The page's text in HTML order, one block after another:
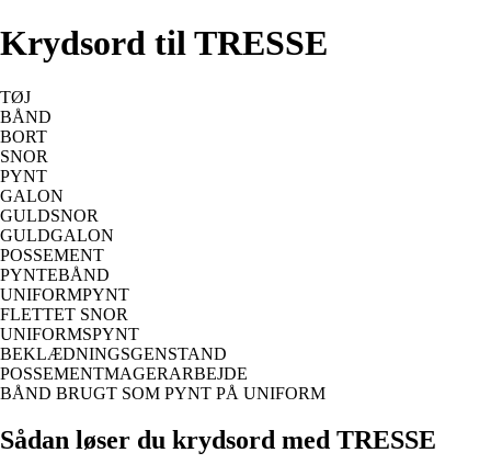
Krydsord til TRESSE
TØJ
BÅND
BORT
SNOR
PYNT
GALON
GULDSNOR
GULDGALON
POSSEMENT
PYNTEBÅND
UNIFORMPYNT
FLETTET SNOR
UNIFORMSPYNT
BEKLÆDNINGSGENSTAND
POSSEMENTMAGERARBEJDE
BÅND BRUGT SOM PYNT PÅ UNIFORM
Sådan løser du krydsord med TRESSE